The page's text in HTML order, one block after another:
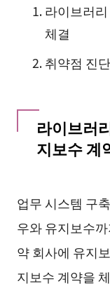
라이브러
체결
취약점 진단
라이브러
지보수 계
업무 시스템 구
우와 유지보수
약 회사에 유지
지보수 계약을